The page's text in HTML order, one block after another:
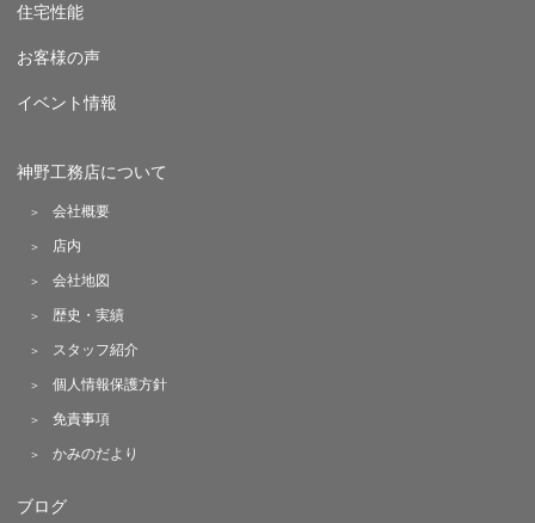
住宅性能
お客様の声
イベント情報
神野工務店について
会社概要
店内
会社地図
歴史・実績
スタッフ紹介
個人情報保護方針
免責事項
かみのだより
ブログ